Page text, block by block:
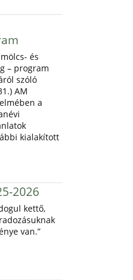
és
– program
szóló
AM
a
kialakított
2026
kettő,
van.”